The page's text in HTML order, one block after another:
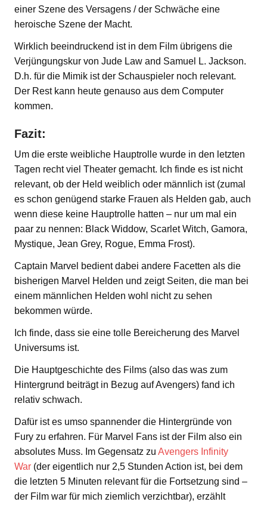
einer Szene des Versagens / der Schwäche eine
heroische Szene der Macht.
Wirklich beeindruckend ist in dem Film übrigens die
Verjüngungskur von Jude Law and Samuel L. Jackson.
D.h. für die Mimik ist der Schauspieler noch relevant.
Der Rest kann heute genauso aus dem Computer
kommen.
Fazit:
Um die erste weibliche Hauptrolle wurde in den letzten
Tagen recht viel Theater gemacht. Ich finde es ist nicht
relevant, ob der Held weiblich oder männlich ist (zumal
es schon genügend starke Frauen als Helden gab, auch
wenn diese keine Hauptrolle hatten – nur um mal ein
paar zu nennen: Black Widdow, Scarlet Witch, Gamora,
Mystique, Jean Grey, Rogue, Emma Frost).
Captain Marvel bedient dabei andere Facetten als die
bisherigen Marvel Helden und zeigt Seiten, die man bei
einem männlichen Helden wohl nicht zu sehen
bekommen würde.
Ich finde, dass sie eine tolle Bereicherung des Marvel
Universums ist.
Die Hauptgeschichte des Films (also das was zum
Hintergrund beiträgt in Bezug auf Avengers) fand ich
relativ schwach.
Dafür ist es umso spannender die Hintergründe von
Fury zu erfahren. Für Marvel Fans ist der Film also ein
absolutes Muss. Im Gegensatz zu Avengers Infinity
War (der eigentlich nur 2,5 Stunden Action ist, bei dem
die letzten 5 Minuten relevant für die Fortsetzung sind –
der Film war für mich ziemlich verzichtbar), erzählt